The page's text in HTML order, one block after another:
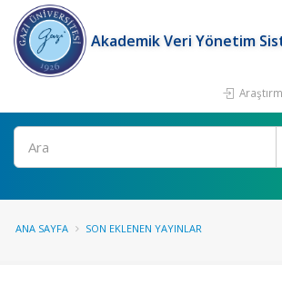
Akademik Veri Yönetim
Ara
ANA SAYFA SON EKLENEN YAYINLAR